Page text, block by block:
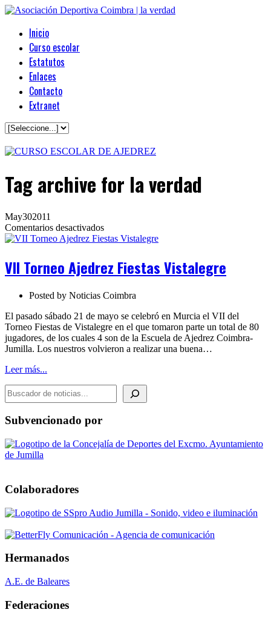
Inicio
Curso escolar
Estatutos
Enlaces
Contacto
Extranet
Tag archive for la verdad
May302011
Comentarios desactivadosen
VII
Fiestas
VII Torneo Ajedrez Fiestas Vistalegre
Posted by Noticias Coimbra
El pasado sábado 21 de mayo se celebró en Murcia el VII del
Torneo Fiestas de Vistalegre en el que tomaron parte un total de 80
jugadores, de los cuales 4 son de la Escuela de Ajedrez Coimbra-
Jumilla. Los nuestros volvieron a realizar una buena…
Leer más...
BUSCADOR DE NOTICIAS
Subvencionado por
Colaboradores
Hermanados
A.E. de Baleares
Federaciones